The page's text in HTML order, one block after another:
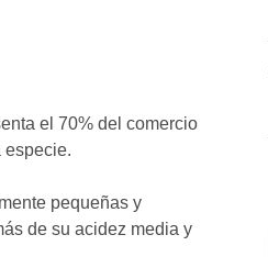
el 70% del comercio
especie.
pequeñas y
de su acidez media y